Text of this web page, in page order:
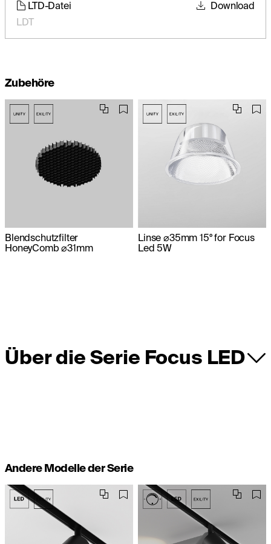
LTD-Datei
LDT
Download
Zubehöre
Blendschutzfilter
HoneyComb ⌀31mm
Linse ⌀35mm 15° for Focus
Led 5W
Über die Serie Focus LED
Andere Modelle der Serie